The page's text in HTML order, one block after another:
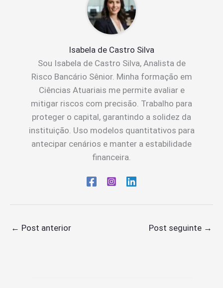
Isabela de Castro Silva
Sou Isabela de Castro Silva, Analista de
Risco Bancário Sênior. Minha formação em
Ciências Atuariais me permite avaliar e
mitigar riscos com precisão. Trabalho para
proteger o capital, garantindo a solidez da
instituição. Uso modelos quantitativos para
antecipar cenários e manter a estabilidade
financeira.
← Post anterior Post seguinte →